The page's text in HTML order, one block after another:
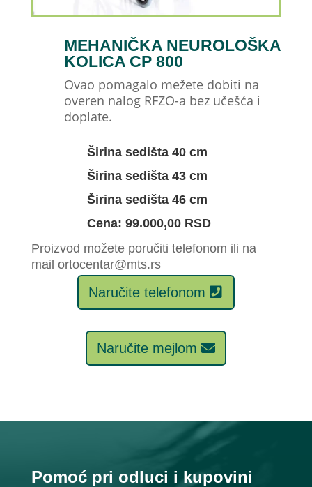
MEHANIČKA NEUROLOŠKA
KOLICA CP 800
Ovao pomagalo mežete dobiti na
overen nalog RFZO-a bez učešća i
doplate.
Širina sedišta 40 cm
Širina sedišta 43 cm
Širina sedišta 46 cm
Cena: 99.000,00 RSD
Proizvod možete poručiti telefonom ili na
mail ortocentar@mts.rs
Naručite telefonom
Naručite mejlom
Pomoć pri odluci i kupovini